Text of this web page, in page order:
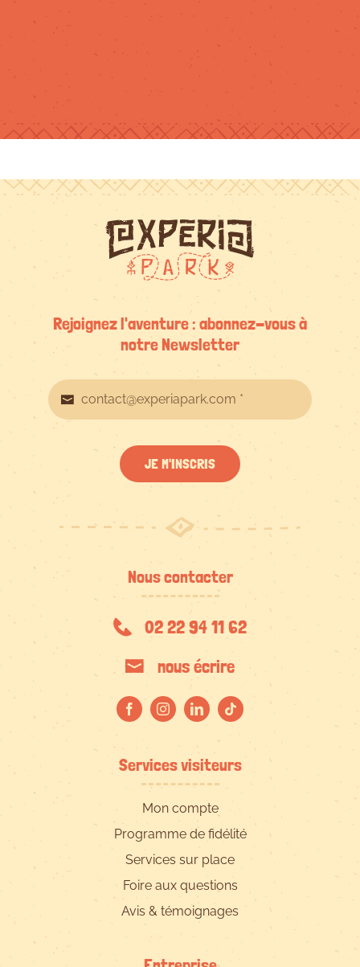
Rejoignez l'aventure : abonnez-vous à
notre Newsletter
JE M'INSCRIS
Nous contacter
02 22 94 11 62
nous écrire
Services visiteurs
Mon compte
Programme de fidélité
Services sur place
Foire aux questions
Avis & témoignages